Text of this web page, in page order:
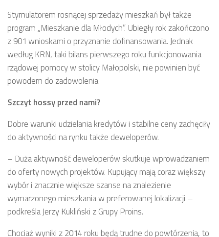
Stymulatorem rosnącej sprzedaży mieszkań był także
program „Mieszkanie dla Młodych”. Ubiegły rok zakończono
z 901 wnioskami o przyznanie dofinansowania. Jednak
według KRN, taki bilans pierwszego roku funkcjonowania
rządowej pomocy w stolicy Małopolski, nie powinien być
powodem do zadowolenia.
Szczyt hossy przed nami?
Dobre warunki udzielania kredytów i stabilne ceny zachęciły
do aktywności na rynku także deweloperów.
– Duża aktywność deweloperów skutkuje wprowadzaniem
do oferty nowych projektów. Kupujący mają coraz większy
wybór i znacznie większe szanse na znalezienie
wymarzonego mieszkania w preferowanej lokalizacji –
podkreśla Jerzy Kukliński z Grupy Proins.
Chociaż wyniki z 2014 roku będą trudne do powtórzenia, to